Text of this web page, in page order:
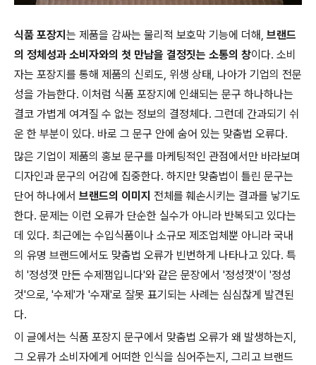
식품 포장지 는 제품을 감싸는 물리적 보호막 기능에 더해, 브랜드
의 정체성과 소비자와의 첫 만남을 결정짓는 소통의 창이다. 소비
자는 포장지를 통해 제품의 신뢰도, 위생 상태, 나아가 기업의 전문
성을 가늠한다. 이처럼 식품 포장지에 인쇄되는 문구 하나하나는
결코 가볍게 여겨질 수 없는 정보의 결정체다. 그런데 간과되기 쉬
운 한 부분이 있다. 바로 그 문구 안에 숨어 있는 맞춤법 오류다.
많은 기업이 제품의 홍보 문구를 마케팅적인 관점에서만 바라보며
디자인과 문구의 어감에 집중한다. 하지만 맞춤법이 틀린 문구는
단어 하나에서 브랜드의 이미지 전체를 훼손시키는 결과를 낳기도
한다. 문제는 이런 오류가 단순한 실수가 아니라 반복되고 있다는
데 있다. 최근에는 수입식품이나 소규모 제조업체뿐 아니라 국내
의 유명 브랜드에서도 맞춤법 오류가 빈번하게 나타나고 있다. 특
히 '정성껏 만든 수제잼입니다'와 같은 문장에서 '정성껏'이 '정성
것'으로, '수제'가 '수재'로 잘못 표기되는 사례는 심심찮게 발견된
다.
이 글에서는 식품 포장지 문구에서 맞춤법 오류가 왜 발생하는지,
그 오류가 소비자에게 어떠한 인식을 심어주는지, 그리고 브랜드